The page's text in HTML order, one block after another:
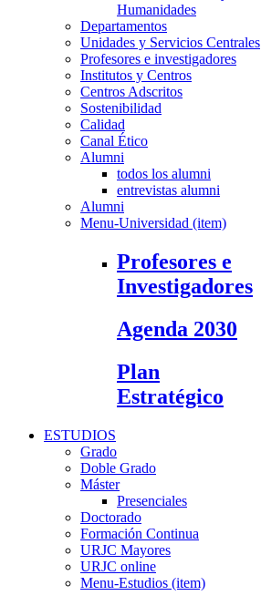
Humanidades
Departamentos
Unidades y Servicios Centrales
Profesores e investigadores
Institutos y Centros
Centros Adscritos
Sostenibilidad
Calidad
Canal Ético
Alumni
todos los alumni
entrevistas alumni
Alumni
Menu-Universidad (item)
Profesores e
Investigadores
Agenda 2030
Plan
Estratégico
ESTUDIOS
Grado
Doble Grado
Máster
Presenciales
Doctorado
Formación Continua
URJC Mayores
URJC online
Menu-Estudios (item)